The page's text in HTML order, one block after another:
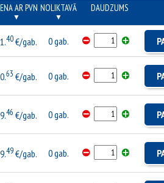
AR PVN
▼
NOLIKTAVĀ
▼
DAUDZUMS
40€/gab. 0 gab.
63 €/gab. 0 gab.
46 €/gab. 0 gab.
49€/gab. 0 gab.